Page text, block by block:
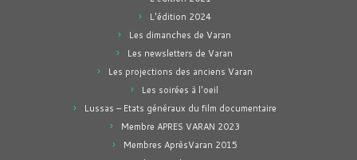
L'édition 2024
Les dimanches de Varan
Les newsletters de Varan
Les projections des anciens Varan
Les soirées à l'oeil
Lussas – Etats généraux du film documentaire
Membre APRES VARAN 2023
Membres AprèsVaran 2015